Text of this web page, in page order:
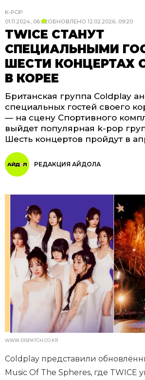
K-POP
01.11.2024, 06:02ОБНОВЛЕНО 12.02.2026, 09:20
TWICE СТАНУТ
СПЕЦИАЛЬНЫМИ
ШЕСТИ КОНЦЕРТАХ
В КОРЕЕ
Британская группа Coldplay
специальных гостей своего
— на сцену Спортивного
выйдет популярная k-pop
Шесть концертов пройдут в
РЕДАКЦИЯ АЙДОЛА
WWW.DISPATCH.CO.KR
Coldplay представили
Music Of The Spheres, где TWICE